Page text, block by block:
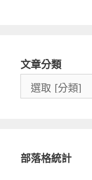
文章分類
部落格統計